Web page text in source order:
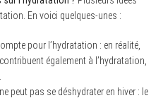
En voici quelques-unes :
pour l’hydratation : en réalité,
également à l’hydratation,
peut pas se déshydrater en hiver : le